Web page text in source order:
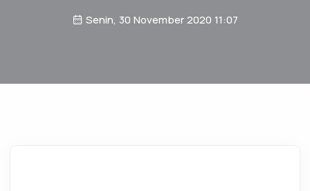
Senin, 30 November 2020 11:07